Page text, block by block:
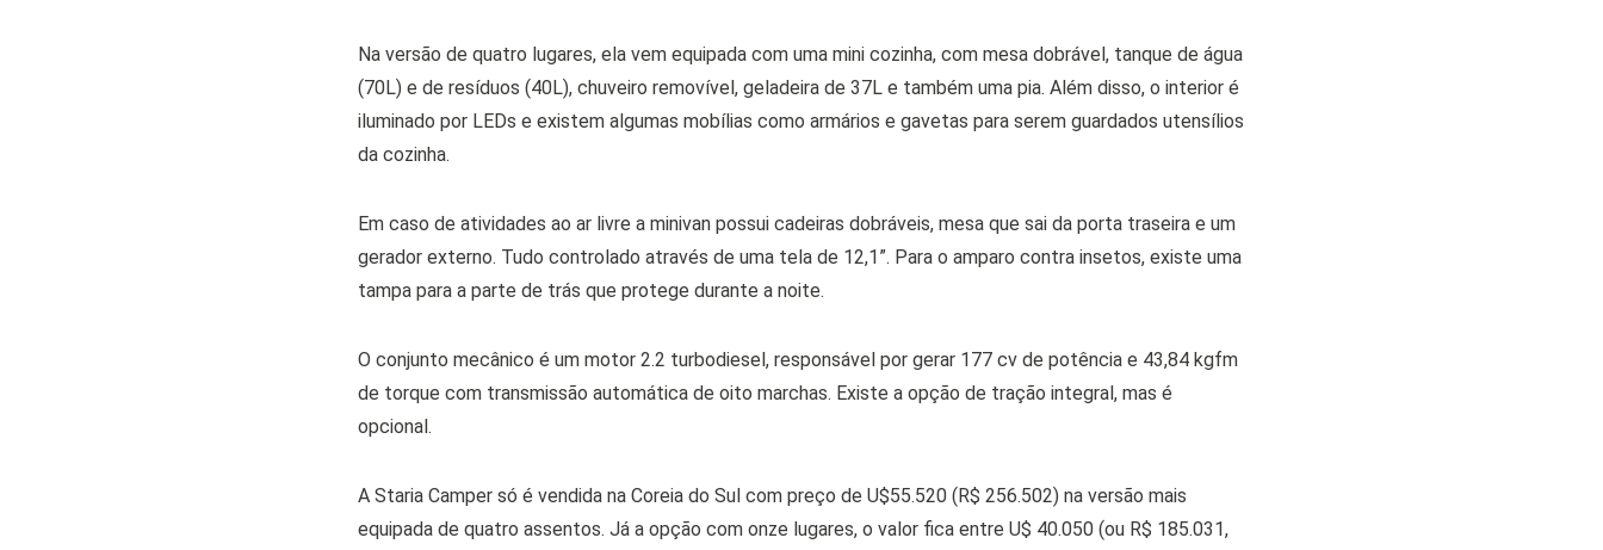
Na versão de quatro lugares, ela vem equipada com uma mini cozinha, com mesa dobrável, tanque de água
(70L) e de resíduos (40L), chuveiro removível, geladeira de 37L e também uma pia. Além disso, o interior é
iluminado por LEDs e existem algumas mobílias como armários e gavetas para serem guardados utensílios
da cozinha.
Em caso de atividades ao ar livre a minivan possui cadeiras dobráveis, mesa que sai da porta traseira e um
gerador externo. Tudo controlado através de uma tela de 12,1”. Para o amparo contra insetos, existe uma
tampa para a parte de trás que protege durante a noite.
O conjunto mecânico é um motor 2.2 turbodiesel, responsável por gerar 177 cv de potência e 43,84 kgfm
de torque com transmissão automática de oito marchas. Existe a opção de tração integral, mas é
opcional.
A Staria Camper só é vendida na Coreia do Sul com preço de U$55.520 (R$ 256.502) na versão mais
equipada de quatro assentos. Já a opção com onze lugares, o valor fica entre U$ 40.050 (ou R$ 185.031,